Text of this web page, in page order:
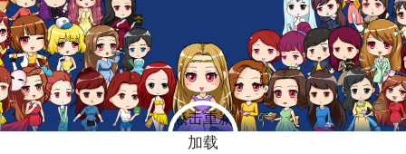
点击重新
加载